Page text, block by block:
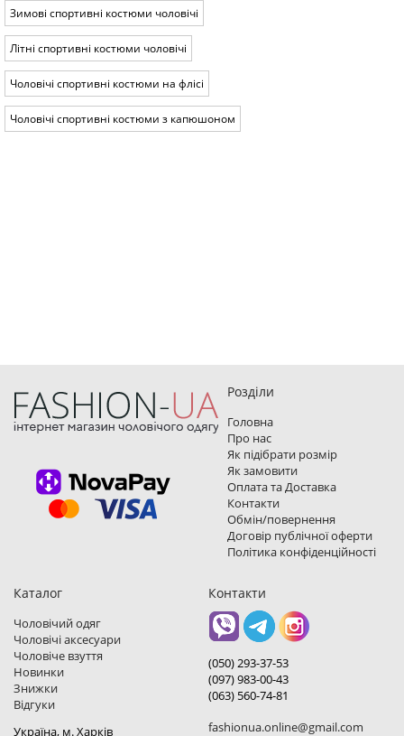
Зимові спортивні костюми чоловічі
Літні спортивні костюми чоловічі
Чоловічі спортивні костюми на флісі
Чоловічі спортивні костюми з капюшоном
Розділи
Головна
Про нас
Як підібрати розмір
Як замовити
Оплата та Доставка
Контакти
Обмін/повернення
Договір публічної оферти
Політика конфіденційності
Каталог
Чоловічий одяг
Чоловічі аксесуари
Чоловіче взуття
Новинки
Знижки
Відгуки
Україна, м. Харкiв
Контакти
(050) 293-37-53
(097) 983-00-43
(063) 560-74-81
fashionua.online@gmail.com